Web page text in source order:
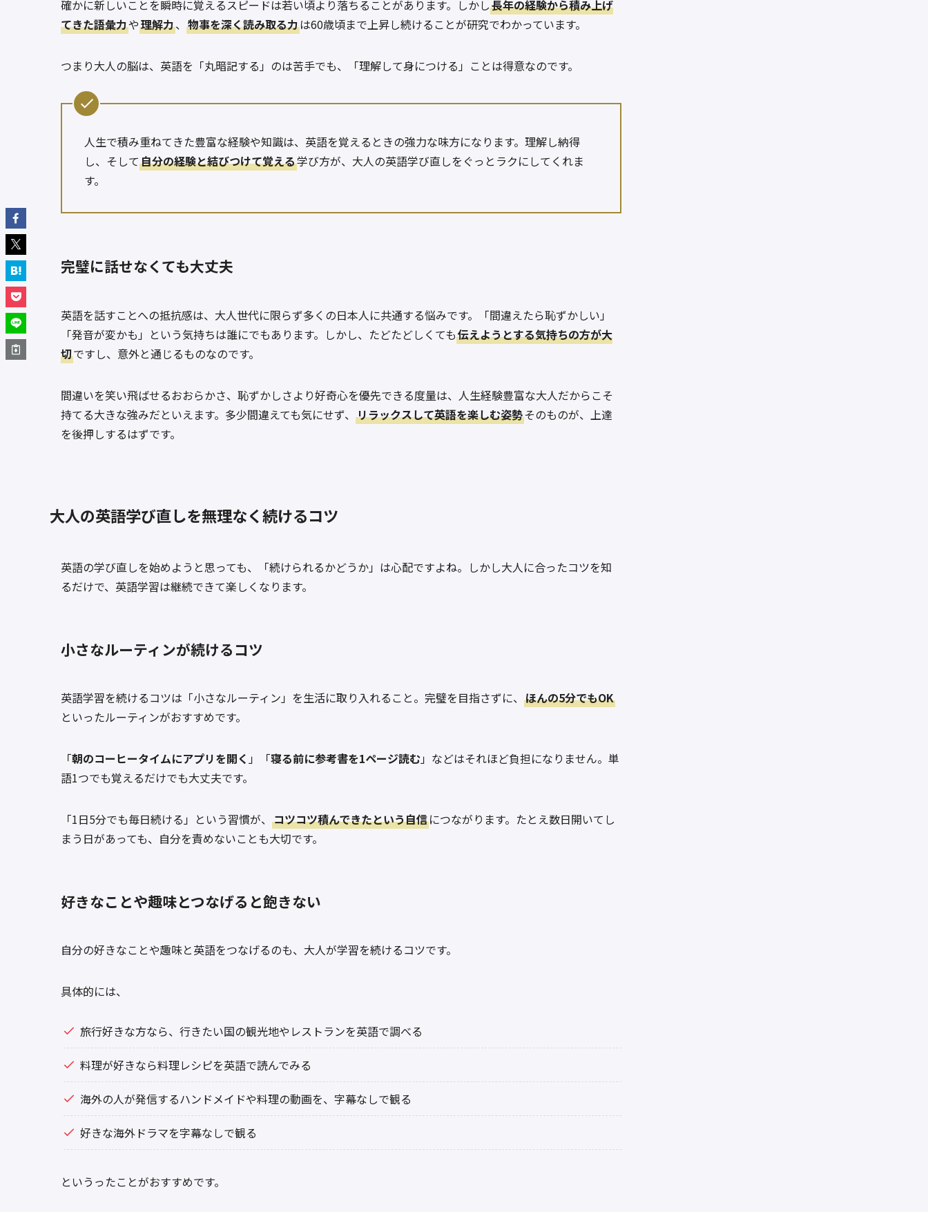
確かに新しいことを瞬時に覚えるスピードは若い頃より落ちることがあります。しかし長年の経験から積み上げ
てきた語彙力や理解力、 物事を深く読み取る力は60歳頃まで上昇し続けることが研究でわかっています。
つまり大人の脳は、英語を「丸暗記する」のは苦手でも、「理解して身につける」ことは得意なのです。
人生で積み重ねてきた豊富な経験や知識は、英語を覚えるときの強力な味方になります。理解し納得
し、そして自分の経験と結びつけて覚える学び方が、大人の英語学び直しをぐっとラクにしてくれま
す。
完璧に話せなくても大丈夫
英語を話すことへの抵抗感は、大人世代に限らず多くの日本人に共通する悩みです。「間違えたら恥ずかしい」
「発音が変かも」という気持ちは誰にでもあります。しかし、たどたどしくても伝えようとする気持ちの方が大
切ですし、意外と通じるものなのです。
間違いを笑い飛ばせるおおらかさ、恥ずかしさより好奇心を優先できる度量は、人生経験豊富な大人だからこそ
持てる大きな強みだといえます。多少間違えても気にせず、 リラックスして英語を楽しむ姿勢そのものが、上達
を後押しするはずです。
大人の英語学び直しを無理なく続けるコツ
英語の学び直しを始めようと思っても、「続けられるかどうか」は心配ですよね。しかし大人に合ったコツを知
るだけで、英語学習は継続できて楽しくなります。
小さなルーティンが続けるコツ
英語学習を続けるコツは「小さなルーティン」を生活に取り入れること。完璧を目指さずに、 ほんの5分でもOK
といったルーティンがおすすめです。
「朝のコーヒータイムにアプリを開く 」「寝る前に参考書を1ページ読む」などはそれほど負担になりません。単
語1つでも覚えるだけでも大丈夫です。
「1日5分でも毎日続ける」という習慣が、 コツコツ積んできたという自信につながります。たとえ数日開いてし
まう日があっても、自分を責めないことも大切です。
好きなことや趣味とつなげると飽きない
自分の好きなことや趣味と英語をつなげるのも、大人が学習を続けるコツです。
具体的には、
旅行好きな方なら、行きたい国の観光地やレストランを英語で調べる
料理が好きなら料理レシピを英語で読んでみる
海外の人が発信するハンドメイドや料理の動画を、字幕なしで観る
好きな海外ドラマを字幕なしで観る
というったことがおすすめです。